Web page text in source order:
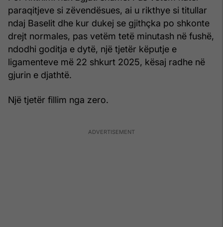
paraqitjeve si zëvendësues, ai u rikthye si titullar
ndaj Baselit dhe kur dukej se gjithçka po shkonte
drejt normales, pas vetëm tetë minutash në fushë,
ndodhi goditja e dytë, një tjetër këputje e
ligamenteve më 22 shkurt 2025, kësaj radhe në
gjurin e djathtë.
Një tjetër fillim nga zero.